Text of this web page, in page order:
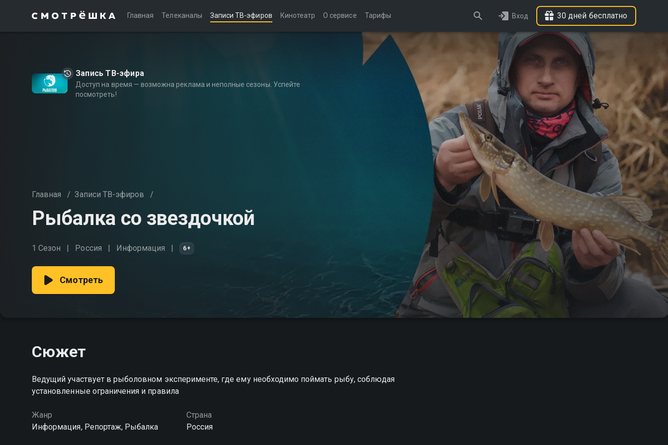
Главная Телеканалы Записи ТВ-эфиров Кинотеатр О сервисе Тарифы Вход 30 дней бесплатно
Запись ТВ-эфира
Доступ на время — возможна реклама и неполные сезоны. Успейте
посмотреть!
Главная / Записи ТВ-эфиров /
Рыбалка со звездочкой
1 Сезон Россия Информация 6+
Смотреть
Сюжет
Ведущий участвует в рыболовном эксперименте, где ему необходимо поймать рыбу, соблюдая
установленные ограничения и правила
Жанр
Информация, Репортаж, Рыбалка
Страна
Россия